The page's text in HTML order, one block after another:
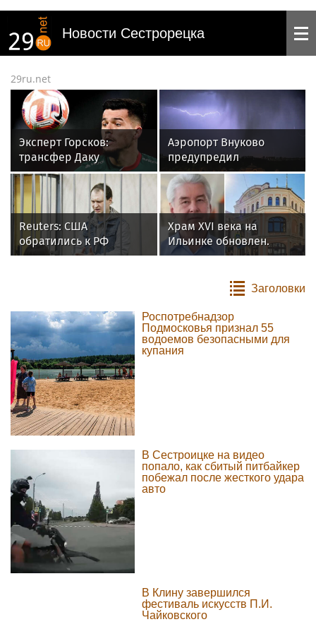
Новости Сестрорецка
29ru.net
Эксперт Горсков:
трансфер Даку
спорный, его характер
может подвести
«Спартак»
Аэропорт Внуково
предупредил
пассажиров
о возможных
задержках из-за
непогоды
Reuters: США
обратились к РФ
с просьбой освободить
Храм XVI века на
Ильинке обновлен.
Собянин рассказал об
Заголовки
Роспотребнадзор
Подмосковья признал 55
водоемов безопасными для
купания
В Сестроицке на видео
попало, как сбитый питбайкер
побежал после жесткого удара
авто
В Клину завершился
фестиваль искусств П.И.
Чайковского